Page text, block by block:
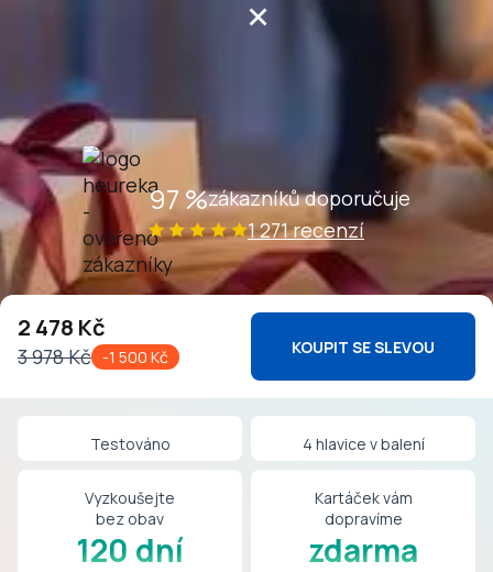
97 %zákazníků doporučuje
1 271recenzí
2 478 Kč
3 978Kč -1 500 Kč KOUPIT SE SLEVOU
6
7
8
9
2
5
6
7
8
9
4
7
8
9
3
4
5
6
7
8
9
7
8
9
×
Testováno 4 hlavice v balení
Vyzkoušejte
bez obav
120 dní
Kartáček vám
dopravíme
zdarma